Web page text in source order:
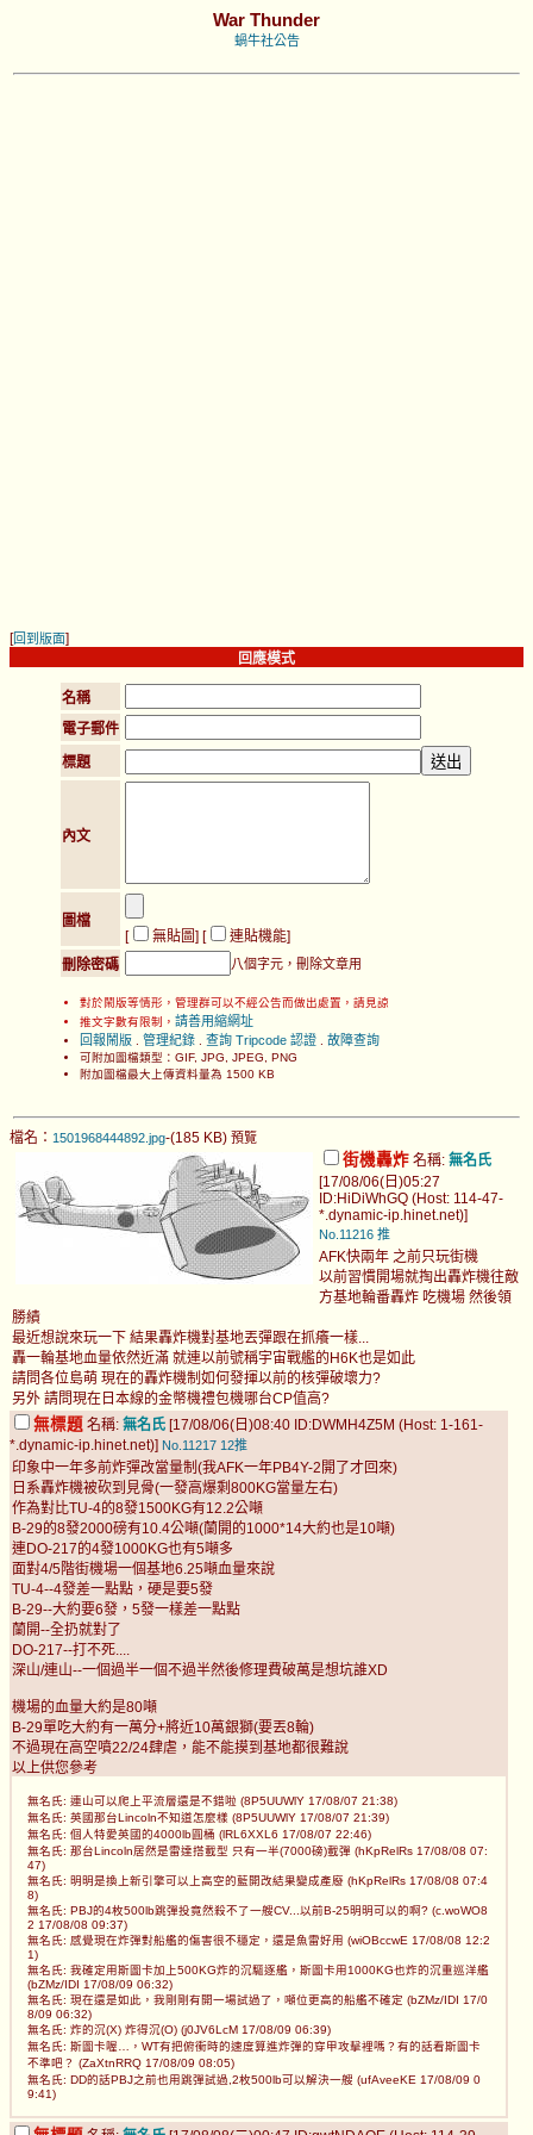
War Thunder
蝸牛社公告
[回到版面]
回應模式
名稱
電子郵件
標題
內文
圖檔
[
無貼圖] [ 連貼機能]
刪除密碼
八個字元，刪除文章用
對於鬧版等情形，管理群可以不經公告而做出處置，請見諒
推文字數有限制， 請善用縮網址
回報鬧版
管理紀錄 查詢 Tripcode 認證 故障查詢
可附加圖檔類型：GIF, JPG, JPEG, PNG
附加圖檔最大上傳資料量為 1500 KB
檔名： 1501968444892.jpg-(185 KB) 預覽
街機轟炸 名稱: 無名氏
[17/08/06(日)05:27
ID:HiDiWhGQ (Host: 114-47-
*.dynamic-ip.hinet.net)]
No.11216 推
AFK快兩年 之前只玩街機
以前習慣開場就掏出轟炸機往敵
方基地輪番轟炸 吃機場 然後領
勝績
最近想說來玩一下 結果轟炸機對基地丟彈跟在抓癢一樣...
轟一輪基地血量依然近滿 就連以前號稱宇宙戰艦的H6K也是如此
請問各位島萌 現在的轟炸機制如何發揮以前的核彈破壞力?
另外 請問現在日本線的金幣機禮包機哪台CP值高?
無標題 名稱: 無名氏 [17/08/06(日)08:40 ID:DWMH4Z5M (Host: 1-161-
*.dynamic-ip.hinet.net)] No.11217 12推
印象中一年多前炸彈改當量制(我AFK一年PB4Y-2開了才回來)
日系轟炸機被砍到見骨(一發高爆剩800KG當量左右)
作為對比TU-4的8發1500KG有12.2公噸
B-29的8發2000磅有10.4公噸(蘭開的1000*14大約也是10噸)
連DO-217的4發1000KG也有5噸多
面對4/5階街機場一個基地6.25噸血量來說
TU-4--4發差一點點，硬是要5發
B-29--大約要6發，5發一樣差一點點
蘭開--全扔就對了
DO-217--打不死....
深山/連山--一個過半一個不過半然後修理費破萬是想坑誰XD
機場的血量大約是80噸
B-29單吃大約有一萬分+將近10萬銀獅(要丟8輪)
不過現在高空噴22/24肆虐，能不能摸到基地都很難說
以上供您參考
無名氏: 連山可以爬上平流層還是不錯啦 (8P5UUWlY 17/08/07 21:38)
無名氏: 英國那台Lincoln不知道怎麼樣 (8P5UUWlY 17/08/07 21:39)
無名氏: 個人特愛英國的4000lb圓桶 (lRL6XXL6 17/08/07 22:46)
無名氏: 那台Lincoln居然是雷達搭載型 只有一半(7000磅)載彈 (hKpRelRs 17/08/08 07:
47)
無名氏: 明明是換上新引擎可以上高空的藍開改結果變成產廢 (hKpRelRs 17/08/08 07:4
8)
無名氏: PBJ的4枚500lb跳彈投竟然殺不了一艘CV...以前B-25明明可以的啊? (c.woWO8
2 17/08/08 09:37)
無名氏: 感覺現在炸彈對船艦的傷害很不穩定，還是魚雷好用 (wiOBccwE 17/08/08 12:2
1)
無名氏: 我確定用斯圖卡加上500KG炸的沉驅逐艦，斯圖卡用1000KG也炸的沉重巡洋艦
(bZMz/IDI 17/08/09 06:32)
無名氏: 現在還是如此，我剛剛有開一場試過了，噸位更高的船艦不確定 (bZMz/IDI 17/0
8/09 06:32)
無名氏: 炸的沉(X) 炸得沉(O) (j0JV6LcM 17/08/09 06:39)
無名氏: 斯圖卡喔…，WT有把俯衝時的速度算進炸彈的穿甲攻擊裡嗎？有的話看斯圖卡
不準吧？ (ZaXtnRRQ 17/08/09 08:05)
無名氏: DD的話PBJ之前也用跳彈試過,2枚500lb可以解決一艘 (ufAveeKE 17/08/09 0
9:41)